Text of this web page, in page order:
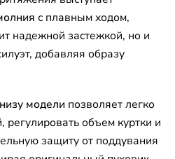
с плавным ходом,
надежной застежкой, но и
добавляя образу
модели позволяет легко
регулировать объем куртки и
защиту от поддувания